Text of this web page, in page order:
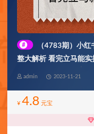
#
（4783期）小红
整大解析 看完立马能实
admin 2023-11-21
¥ 4.8 元宝